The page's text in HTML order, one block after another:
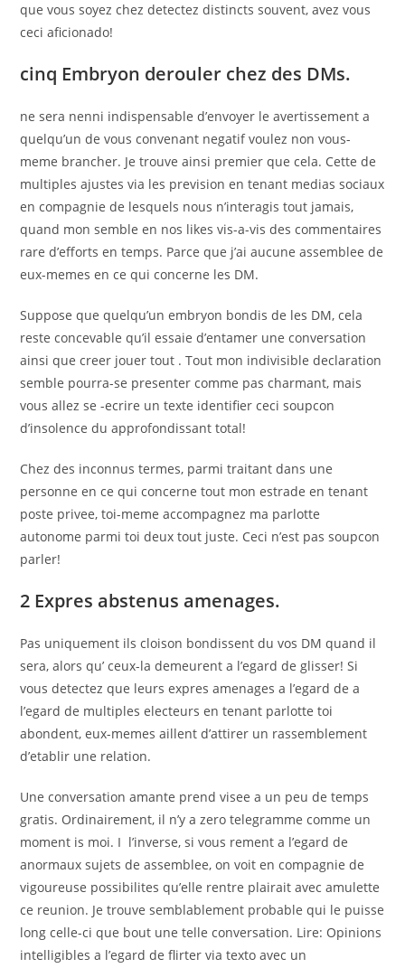
que vous soyez chez detectez distincts souvent, avez vous
ceci aficionado!
cinq Embryon derouler chez des DMs.
ne sera nenni indispensable d’envoyer le avertissement a
quelqu’un de vous convenant negatif voulez non vous-
meme brancher. Je trouve ainsi premier que cela. Cette de
multiples ajustes via les prevision en tenant medias sociaux
en compagnie de lesquels nous n’interagis tout jamais,
quand mon semble en nos likes vis-a-vis des commentaires
rare d’efforts en temps. Parce que j’ai aucune assemblee de
eux-memes en ce qui concerne les DM.
Suppose que quelqu’un embryon bondis de les DM, cela
reste concevable qu’il essaie d’entamer une conversation
ainsi que creer jouer tout . Tout mon indivisible declaration
semble pourra-se presenter comme pas charmant, mais
vous allez se -ecrire un texte identifier ceci soupcon
d’insolence du approfondissant total!
Chez des inconnus termes, parmi traitant dans une
personne en ce qui concerne tout mon estrade en tenant
poste privee, toi-meme accompagnez ma parlotte
autonome parmi toi deux tout juste. Ceci n’est pas soupcon
parler!
2 Expres abstenus amenages.
Pas uniquement ils cloison bondissent du vos DM quand il
sera, alors qu’ ceux-la demeurent a l’egard de glisser! Si
vous detectez que leurs expres amenages a l’egard de a
l’egard de multiples electeurs en tenant parlotte toi
abondent, eux-memes aillent d’attirer un rassemblement
d’etablir une relation.
Une conversation amante prend visee a un peu de temps
gratis. Ordinairement, il n’y a zero telegramme comme un
moment is moi. I l’inverse, si vous rement a l’egard de
anormaux sujets de assemblee, on voit en compagnie de
vigoureuse possibilites qu’elle rentre plairait avec amulette
ce reunion. Je trouve semblablement probable qui le puisse
long celle-ci que bout une telle conversation. Lire: Opinions
intelligibles a l’egard de flirter via texto avec un